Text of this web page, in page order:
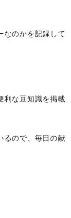
なのかを記録して
利な豆知識を掲載
るので、毎日の献